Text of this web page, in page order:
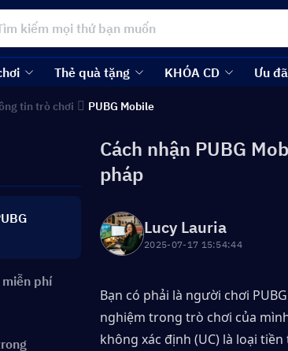
Thẻ quà tặng KHÓA CD Ưu
tin trò chơi PUBG Mobile
miễn phí
Cách nhận PUBG
pháp
Lucy Lauria
2025-07-17 15:54:44
Bạn có phải là người chơi
nghiệm trong trò chơi của
không xác định (UC) là loại